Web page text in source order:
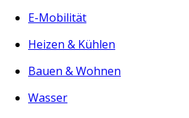
E-Mobilität
Heizen & Kühlen
Bauen & Wohnen
Wasser